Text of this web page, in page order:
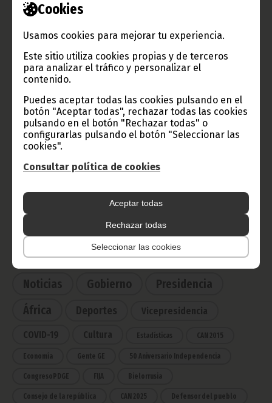
Cookies
Usamos cookies para mejorar tu experiencia.
Este sitio utiliza cookies propias y de terceros
para analizar el tráfico y personalizar el
contenido.
Puedes aceptar todas las cookies pulsando en el
botón "Aceptar todas", rechazar todas las cookies
pulsando en el botón "Rechazar todas" o
configurarlas pulsando el botón "Seleccionar las
cookies".
Consultar política de cookies
Aceptar todas
Rechazar todas
Seleccionar las cookies
Gobierno e Instituciones
TVGE
Ecuatorial
CATEGORÍAS
Noticias Gobierno
Presidencia
África
Deportes Vicepresidencia
COVID-19 Cultura Estadísticas CAN 2015
Economía Gente GE 50 Aniversario Independencia
CongresoPDGE FIJA Bielorrusia
Consejo de la república CAN 2025 Defensor del pueblo